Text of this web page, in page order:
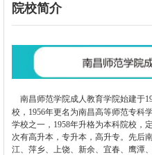
院校简介
南昌师范学院成人教育学院始建于
校，1956年更名为南昌高等师范专科
学校之一，1958年升格为本科院校，
次有高升本，专升本，高升专。先后
江、萍乡、上饶、新余、宜春、鹰潭